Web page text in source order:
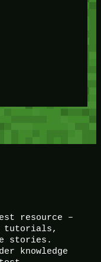
resource –
tutorials,
stories.
knowledge